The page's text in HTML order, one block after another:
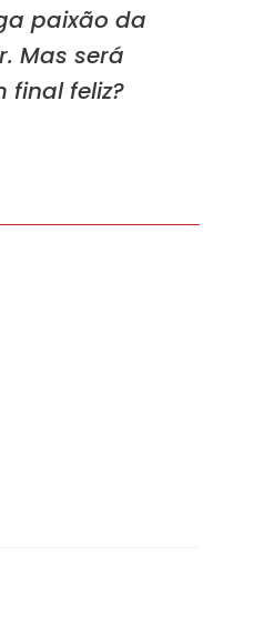
paixão da
Mas será
final feliz?